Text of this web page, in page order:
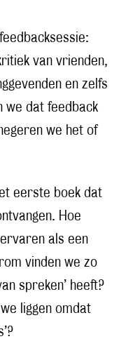
van vrienden,
en zelfs
we dat feedback
we het of
eerste boek dat
Hoe
als een
vinden we zo
spreken’ heeft?
liggen omdat